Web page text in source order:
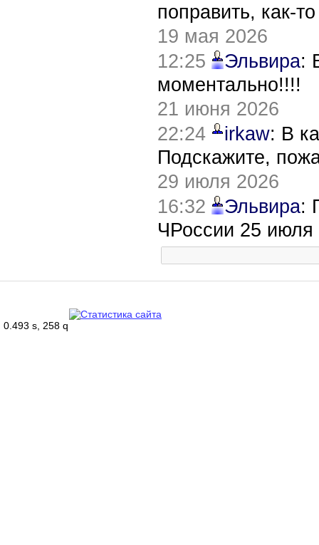
поправить, как-
19 мая 2026
12:25
Эльвира:
моментально!!!!
21 июня 2026
22:24
irkaw: В
Подскажите,
29 июля 2026
16:32
Эльвира:
ЧРоссии 25 июля
0.493 s, 258 q